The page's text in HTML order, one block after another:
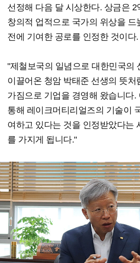
선정해 다음 달 시상한다. 상금은 2
창의적 업적으로 국가의 위상을 드
전에 기여한 공로를 인정한 것이다.
"제철보국의 일념으로 대한민국의
이끌어온 청암 박태준 선생의 뜻처
가짐으로 기업을 경영해 왔습니다.
통해 레이크머티리얼즈의 기술이
여하고 있다는 것을 인정받았다는
를 가지게 됩니다."